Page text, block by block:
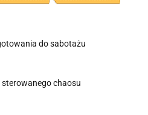
do sabotażu
chaosu